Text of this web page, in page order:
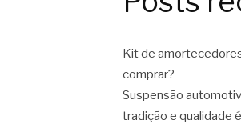
Kit de
comprar?
Suspensão
tradição e qualidade